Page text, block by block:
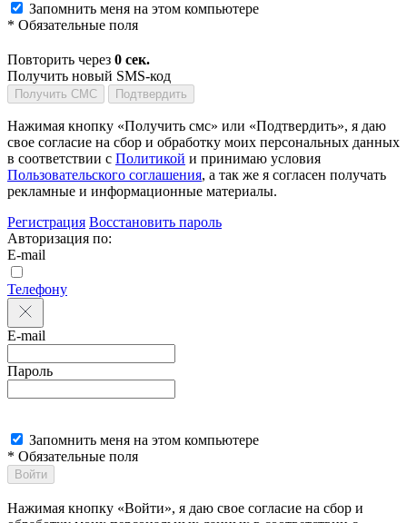
Запомнить меня на этом компьютере
* Обязательные поля
Повторить через 0 сек.
Получить новый SMS-код
Получить СМС Подтвердить
Нажимая кнопку «Получить смс» или «Подтвердить», я даю
свое согласие на сбор и обработку моих персональных данных
в соответствии с Политикой и принимаю условия
Пользовательского соглашения, а так же я согласен получать
рекламные и информационные материалы.
Регистрация Восстановить пароль
Авторизация по:
E-mail
Телефону
E-mail
Пароль
Запомнить меня на этом компьютере
* Обязательные поля
Войти
Нажимая кнопку «Войти», я даю свое согласие на сбор и